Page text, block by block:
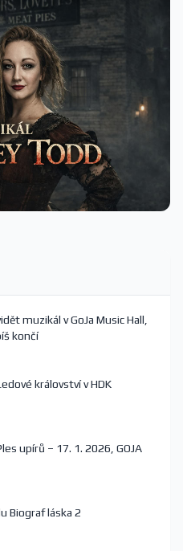
muzikál v GoJa Music Hall,
končí
království v HDK
upírů – 17. 1. 2026, GOJA
Biograf láska 2